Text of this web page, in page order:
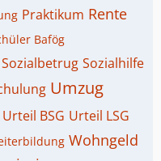
Praktikum Rente
Bafög
Sozialbetrug Sozialhilfe
Umzug
Urteil BSG Urteil LSG
Wohngeld